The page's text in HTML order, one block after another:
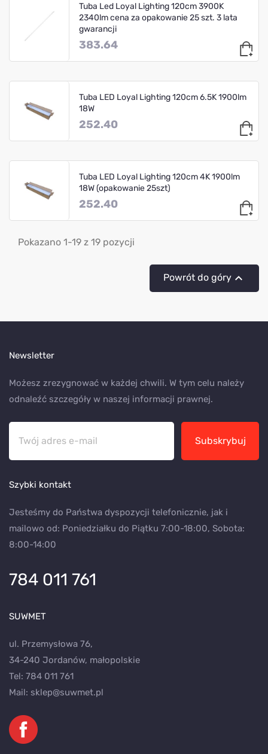
Tuba Led Loyal Lighting 120cm 3900K
2340lm cena za opakowanie 25 szt. 3 lata
gwarancji
383.64
Tuba LED Loyal Lighting 120cm 6.5K 1900lm
18W
252.40
Tuba LED Loyal Lighting 120cm 4K 1900lm
18W (opakowanie 25szt)
252.40
Pokazano 1-19 z 19 pozycji
Powrót do góry
Newsletter
Możesz zrezygnować w każdej chwili. W tym celu należy
odnaleźć szczegóły w naszej informacji prawnej.
Subskrybuj
Szybki kontakt
Jesteśmy do Państwa dyspozycji telefonicznie, jak i
mailowo od: Poniedziałku do Piątku 7:00-18:00, Sobota:
8:00-14:00
784 011 761
SUWMET
ul. Przemysłowa 76,
34-240 Jordanów, małopolskie
Tel: 784 011 761
Mail: sklep@suwmet.pl